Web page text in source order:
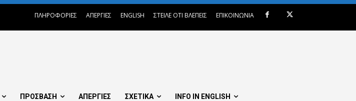
ΠΛΗΡΟΦΟΡΙΕΣ ΑΠΕΡΓΙΕΣ ENGLISH ΣΤΕΙΛΕ ΟΤΙ ΒΛΕΠΕΙΣ ΕΠΙΚΟΙΝΩΝΙΑ
ΠΡΟΣΒΑΣΗ ΑΠΕΡΓΙΕΣ ΣΧΕΤΙΚΑ INFO IN ENGLISH